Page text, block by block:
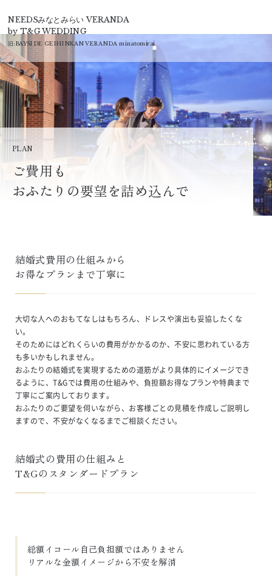
NEEDSみなとみらい VERANDA
by T&G WEDDING
旧:BAYSIDE GEIHINKAN VERANDA minatomirai
PLAN
ご費用も
おふたりの要望を詰め込んで
結婚式費用の仕組みから
お得なプランまで丁寧に
大切な人へのおもてなしはもちろん、ドレスや演出も妥協したくな
い。
そのためにはどれくらいの費用がかかるのか、不安に思われている方
も多いかもしれません。
おふたりの結婚式を実現するための道筋がより具体的にイメージでき
るように、T&Gでは費用の仕組みや、負担額お得なプランや特典まで
丁寧にご案内しております。
おふたりのご要望を伺いながら、お客様ごとの見積を作成しご説明し
ますので、不安がなくなるまでご相談ください。
結婚式の費用の仕組みと
T&Gのスタンダードプラン
総額イコール自己負担額ではありません
リアルな金額イメージから不安を解消